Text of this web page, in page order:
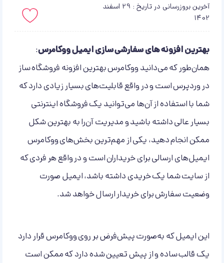
آخرین بروزرسانی در تاریخ : 29 اسفند
1402
بهترین افزونه های سفارشی سازی ایمیل ووکامرس:
همان‌طور که می‌دانید ووکامرس بهترین افزونه فروشگاه ساز
در وردپرس است و در واقع قابلیت‌های بسیار زیادی دارد که
شما با استفاده از آن‌ها می‌توانید یک فروشگاه اینترنتی
بسیار عالی داشته باشید و مدیریت آن‌را به بهترین شکل
ممکن انجام دهید، یکی از مهم‌‌ترین بخش‌های ووکامرس
ایمیل‌های ارسالی برای خریداران است و در واقع هر فردی که
از سایت شما یک خریدی داشته باشد، ایمیل صورت
وضعیت سفارش برای خریدار ارسال خواهد شد.
این ایمیل که به‌صورت پیش‌فرض بر روی ووکامرس قرار دارد
یک قالب ساده و از پیش تعیین شده دارد که ممکن است